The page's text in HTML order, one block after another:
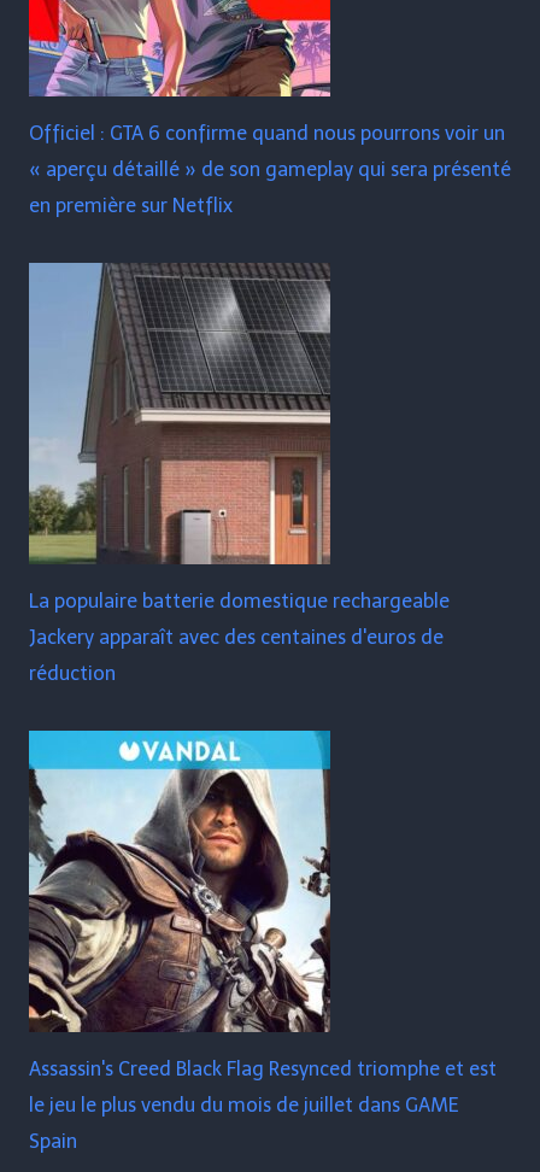
Officiel : GTA 6 confirme quand nous pourrons voir un
« aperçu détaillé » de son gameplay qui sera présenté
en première sur Netflix
La populaire batterie domestique rechargeable
Jackery apparaît avec des centaines d'euros de
réduction
Assassin's Creed Black Flag Resynced triomphe et est
le jeu le plus vendu du mois de juillet dans GAME
Spain